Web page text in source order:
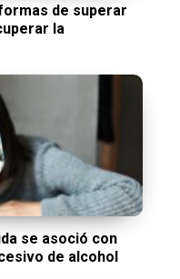
de superar
la
se asoció con
de alcohol